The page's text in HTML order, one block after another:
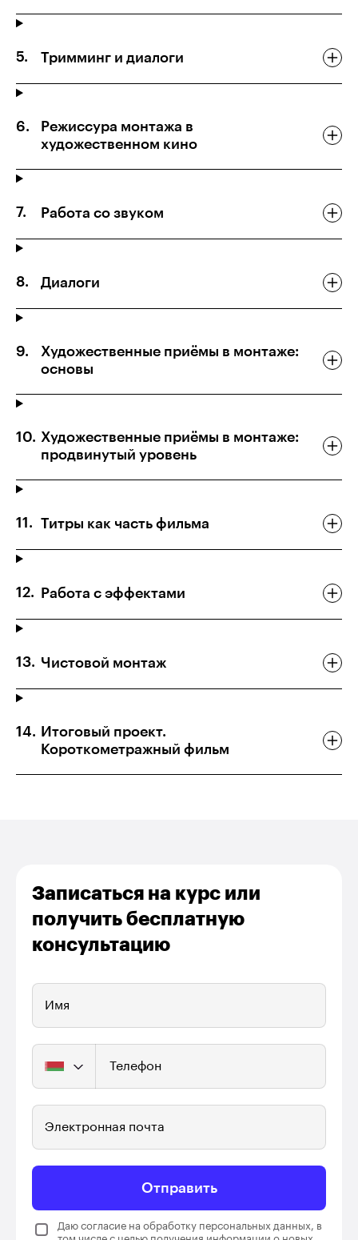
Тримминг и диалоги
Режиссура монтажа в
художественном кино
Работа со звуком
Диалоги
Художественные приёмы в монтаже:
основы
Художественные приёмы в монтаже:
продвинутый уровень
Титры как часть фильма
Работа с эффектами
Чистовой монтаж
Итоговый проект.
Короткометражный фильм
Записаться на курс или
получить бесплатную
консультацию
Имя
Телефон
Электронная почта
Отправить
Даю согласие на обработку персональных данных, в